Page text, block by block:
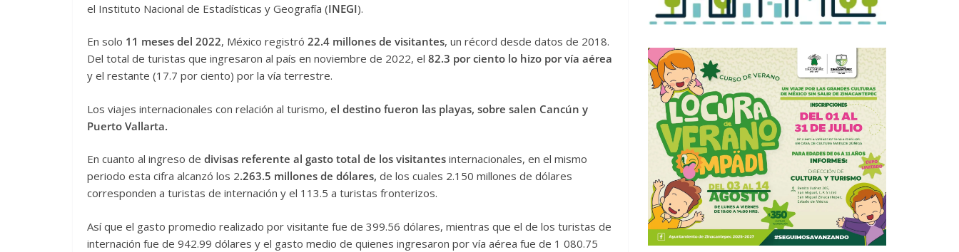
el Instituto Nacional de Estadísticas y Geografía (INEGI).
En solo 11 meses del 2022, México registró 22.4 millones de visitantes, un récord desde datos de 2018.
Del total de turistas que ingresaron al país en noviembre de 2022, el 82.3 por ciento lo hizo por vía aérea
y el restante (17.7 por ciento) por la vía terrestre.
Los viajes internacionales con relación al turismo, el destino fueron las playas, sobre salen Cancún y
Puerto Vallarta.
En cuanto al ingreso de divisas referente al gasto total de los visitantes internacionales, en el mismo
periodo esta cifra alcanzó los 2.263.5 millones de dólares, de los cuales 2.150 millones de dólares
corresponden a turistas de internación y el 113.5 a turistas fronterizos.
Así que el gasto promedio realizado por visitante fue de 399.56 dólares, mientras que el de los turistas de
internación fue de 942.99 dólares y el gasto medio de quienes ingresaron por vía aérea fue de 1 080.75